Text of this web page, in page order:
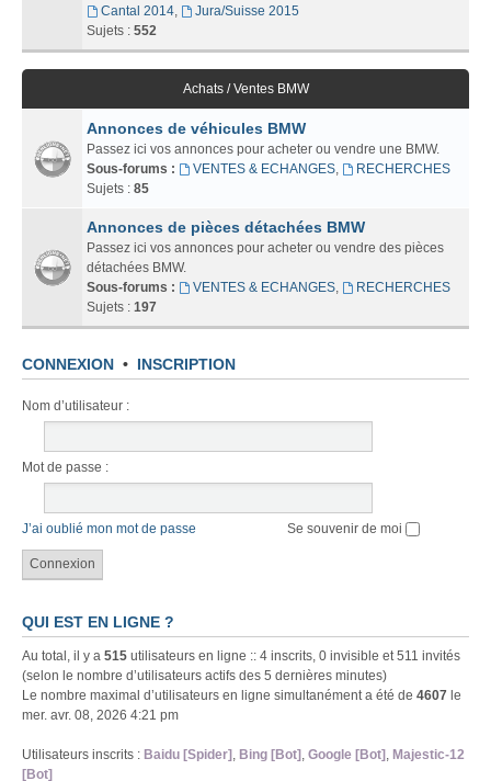
Cantal 2014,
Jura/Suisse 2015
Sujets : 552
Achats / Ventes BMW
Annonces de véhicules BMW
Passez ici vos annonces pour acheter ou vendre une BMW.
Sous-forums :
VENTES & ECHANGES,
RECHERCHES
Sujets : 85
Annonces de pièces détachées BMW
Passez ici vos annonces pour acheter ou vendre des pièces
détachées BMW.
Sous-forums :
VENTES & ECHANGES,
RECHERCHES
Sujets : 197
CONNEXION • INSCRIPTION
Nom d’utilisateur :
Mot de passe :
J’ai oublié mon mot de passe Se souvenir de moi
QUI EST EN LIGNE ?
Au total, il y a 515 utilisateurs en ligne :: 4 inscrits, 0 invisible et 511 invités
(selon le nombre d’utilisateurs actifs des 5 dernières minutes)
Le nombre maximal d’utilisateurs en ligne simultanément a été de 4607 le
mer. avr. 08, 2026 4:21 pm
Utilisateurs inscrits : Baidu [Spider], Bing [Bot], Google [Bot], Majestic-12
[Bot]